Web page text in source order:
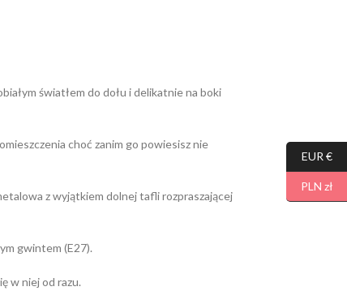
światłem do dołu i delikatnie na boki
choć zanim go powiesisz nie
z wyjątkiem dolnej tafli rozpraszającej
gwintem (E27).
w niej od razu.
EUR €
PLN zł